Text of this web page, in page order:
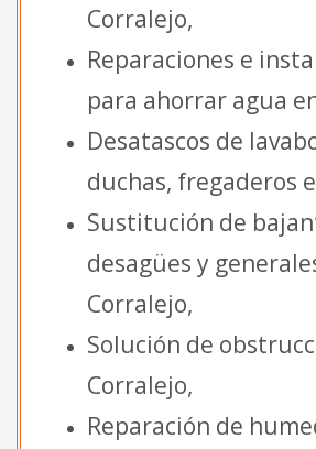
Corralejo,
Reparaciones e
para ahorrar agua
Desatascos de
duchas, fregaderos
Sustitución de
desagües y
Corralejo,
Solución de
Corralejo,
Reparación de